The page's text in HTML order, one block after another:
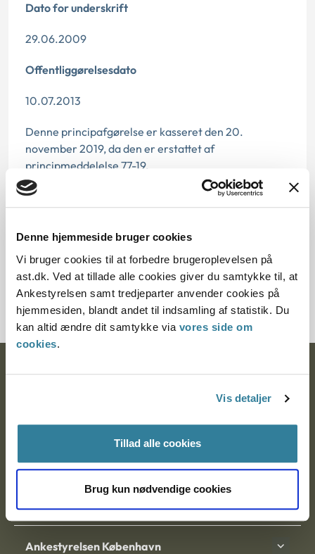
Denne hjemmeside bruger cookies
Vi bruger cookies til at forbedre brugeroplevelsen på
ast.dk. Ved at tillade alle cookies giver du samtykke til, at
Ankestyrelsen samt tredjeparter anvender cookies på
hjemmesiden, blandt andet til indsamling af statistik. Du
kan altid ændre dit samtykke via vores side om
cookies.
Vis detaljer
Tillad alle cookies
Brug kun nødvendige cookies
Dato for underskrift
29.06.2009
Offentliggørelsesdato
10.07.2013
Denne principafgørelse er kasseret den 20.
november 2019, da den er erstattet af
principmeddelelse 77-19.
Paragraf
Journalnummer
4000466-08
Ankestyrelsen
Ankestyrelsen Aalborg
Ankestyrelsen København